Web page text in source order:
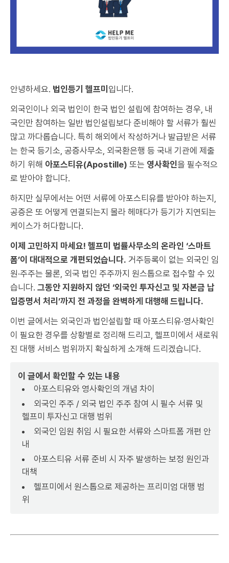
안녕하세요. 법인등기 헬프미 입니다.
외국인이나 외국 법인이 한국 법인 설립에 참여하는 경우, 내
국인만 참여하는 일반 법인설립보다 준비해야 할 서류가 훨씬
많고 까다롭습니다. 특히 해외에서 작성하거나 발급받은 서류
는 한국 등기소, 공증사무소, 외국환은행 등 국내 기관에 제출
하기 위해 아포스티유(Apostille) 또는 영사확인을 필수적으
로 받아야 합니다.
하지만 실무에서는 어떤 서류에 아포스티유를 받아야 하는지,
공증은 또 어떻게 연결되는지 몰라 헤매다가 등기가 지연되는
케이스가 허다합니다.
이제 고민하지 마세요! 헬프미 법률사무소의 온라인 ‘스마트
폼’이 대대적으로 개편되었습니다. 거주등록이 없는 외국인 임
원·주주는 물론, 외국 법인 주주까지 원스톱으로 접수할 수 있
습니다. 그동안 지원하지 않던 ‘외국인 투자신고 및 자본금 납
입증명서 처리’까지 전 과정을 완벽하게 대행해 드립니다.
이번 글에서는 외국인과 법인설립할 때 아포스티유·영사확인
이 필요한 경우를 상황별로 정리해 드리고, 헬프미에서 새로워
진 대행 서비스 범위까지 확실하게 소개해 드리겠습니다.
이 글에서 확인할 수 있는 내용
아포스티유와 영사확인의 개념 차이
외국인 주주 / 외국 법인 주주 참여 시 필수 서류 및
헬프미 투자신고 대행 범위
외국인 임원 취임 시 필요한 서류와 스마트폼 개편 안
내
아포스티유 서류 준비 시 자주 발생하는 보정 원인과
대책
헬프미에서 원스톱으로 제공하는 프리미엄 대행 범
위